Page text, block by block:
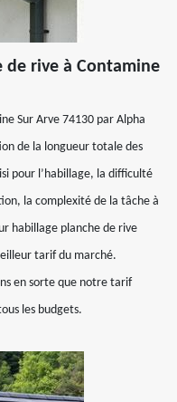
rive à Contamine
Sur Arve 74130 par Alpha
de la longueur totale des
pour l’habillage, la difficulté
la complexité de la tâche à
habillage planche de rive
tarif du marché.
en sorte que notre tarif
les budgets.